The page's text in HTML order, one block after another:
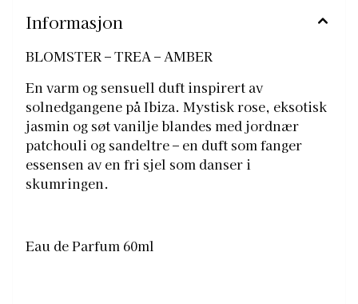
Informasjon
BLOMSTER – TREA – AMBER
En varm og sensuell duft inspirert av
solnedgangene på Ibiza. Mystisk rose, eksotisk
jasmin og søt vanilje blandes med jordnær
patchouli og sandeltre – en duft som fanger
essensen av en fri sjel som danser i
skumringen.
Eau de Parfum 60ml